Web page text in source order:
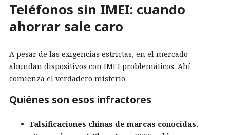
Teléfonos sin IMEI: cuando
ahorrar sale caro
A pesar de las exigencias estrictas, en el mercado
abundan dispositivos con IMEI problemáticos. Ahí
comienza el verdadero misterio.
Quiénes son esos infractores
Falsificaciones chinas de marcas conocidas.